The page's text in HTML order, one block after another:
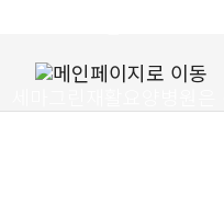
세마그린재활요양병원